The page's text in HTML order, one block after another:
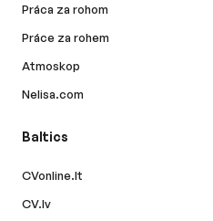
Práca za rohom
Práce za rohem
Atmoskop
Nelisa.com
Baltics
CVonline.lt
CV.lv